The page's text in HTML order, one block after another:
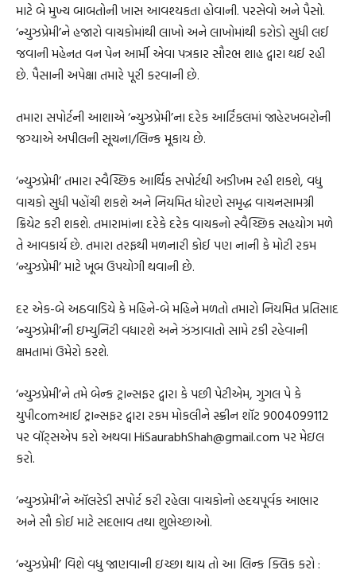
માટે બે મુખ્ય બાબતોની ખાસ આવશ્યકતા હોવાની. પરસેવો અને પૈસો.
‘ન્યુઝપ્રેમી’ને હજારો વાચકોમાંથી લાખો અને લાખોમાંથી કરોડો સુધી લઈ
જવાની મહેનત વન પેન આર્મી એવા પત્રકાર સૌરભ શાહ દ્વારા થઈ રહી
છે. પૈસાની અપેક્ષા તમારે પૂરી કરવાની છે.
તમારા સપોર્ટની આશાએ ‘ન્યુઝપ્રેમી’ના દરેક આર્ટિકલમાં જાહેરખબરોની
જગ્યાએ અપીલની સૂચના/લિન્ક મૂકાય છે.
‘ન્યુઝપ્રેમી’ તમારા સ્વૈચ્છિક આર્થિક સપોર્ટથી અડીખમ રહી શકશે, વધુ
વાચકો સુધી પહોંચી શકશે અને નિયમિત ધોરણે સમૃદ્ધ વાચનસામગ્રી
ક્રિયેટ કરી શકશે. તમારામાંના દરેકે દરેક વાચકનો સ્વૈચ્છિક સહયોગ મળે
તે આવકાર્ય છે. તમારા તરફથી મળનારી કોઈ પણ નાની કે મોટી રકમ
‘ન્યુઝપ્રેમી’ માટે ખૂબ ઉપયોગી થવાની છે.
દર એક-બે અઠવાડિયે કે મહિને-બે મહિને મળતો તમારો નિયમિત પ્રતિસાદ
‘ન્યુઝપ્રેમી’ની ઇમ્યુનિટી વધારશે અને ઝંઝાવાતો સામે ટકી રહેવાની
ક્ષમતામાં ઉમેરો કરશે.
‘ન્યુઝપ્રેમી’ને તમે બેન્ક ટ્રાન્સફર દ્વારા કે પછી પેટીએમ, ગુગલ પે કે
યુપીcomઆઈ ટ્રાન્સફર દ્વારા રકમ મોકલીને સ્ક્રીન શૉટ 9004099112
પર વૉટ્સએપ કરો અથવા HiSaurabhShah@gmail.com પર મેઇલ
કરો.
‘ન્યુઝપ્રેમી’ને ઑલરેડી સપોર્ટ કરી રહેલા વાચકોનો હ્રદયપૂર્વક આભાર
અને સૌ કોઈ માટે સદભાવ તથા શુભેચ્છાઓ.
‘ન્યુઝપ્રેમી’ વિશે વધુ જાણવાની ઇચ્છા થાય તો આ લિન્ક ક્લિક કરો :